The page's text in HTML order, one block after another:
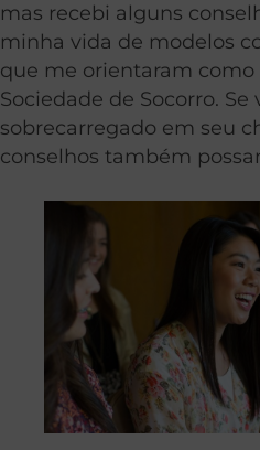
mas recebi alguns
minha vida de modelos
que me orientaram
Sociedade de Socorro. Se
sobrecarregado em seu
conselhos também